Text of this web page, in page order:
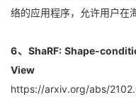
络的应用程序，允许用户在
6、ShaRF: Shape-
View
https://arxiv.org/abs/